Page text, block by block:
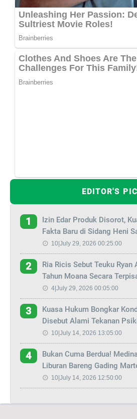
EDITOR'S
1
Izin Edar Produk Disorot,
Fakta Baru di Sidang Heni
10|July 29, 2026 00:25:00
2
Ria Ricis Sebut Teuku Ryan
Tahun Moana Secara
4|July 29, 2026 00:05:00
3
Kuasa Hukum Bongkar
Disebut Alami Tekanan
10|July 14, 2026 13:05:00
4
Bukan Cuma Berdua!
Liburan Bareng Gading
10|July 14, 2026 12:50:00